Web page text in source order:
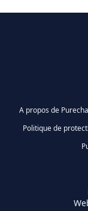
A propos de
Politique de